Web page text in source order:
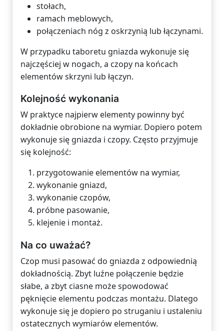
stołach,
ramach meblowych,
połączeniach nóg z oskrzynią lub łączynami.
W przypadku taboretu gniazda wykonuje się
najczęściej w nogach, a czopy na końcach
elementów skrzyni lub łączyn.
Kolejność wykonania
W praktyce najpierw elementy powinny być
dokładnie obrobione na wymiar. Dopiero potem
wykonuje się gniazda i czopy. Często przyjmuje
się kolejność:
przygotowanie elementów na wymiar,
wykonanie gniazd,
wykonanie czopów,
próbne pasowanie,
klejenie i montaż.
Na co uważać?
Czop musi pasować do gniazda z odpowiednią
dokładnością. Zbyt luźne połączenie będzie
słabe, a zbyt ciasne może spowodować
pęknięcie elementu podczas montażu. Dlatego
wykonuje się je dopiero po struganiu i ustaleniu
ostatecznych wymiarów elementów.